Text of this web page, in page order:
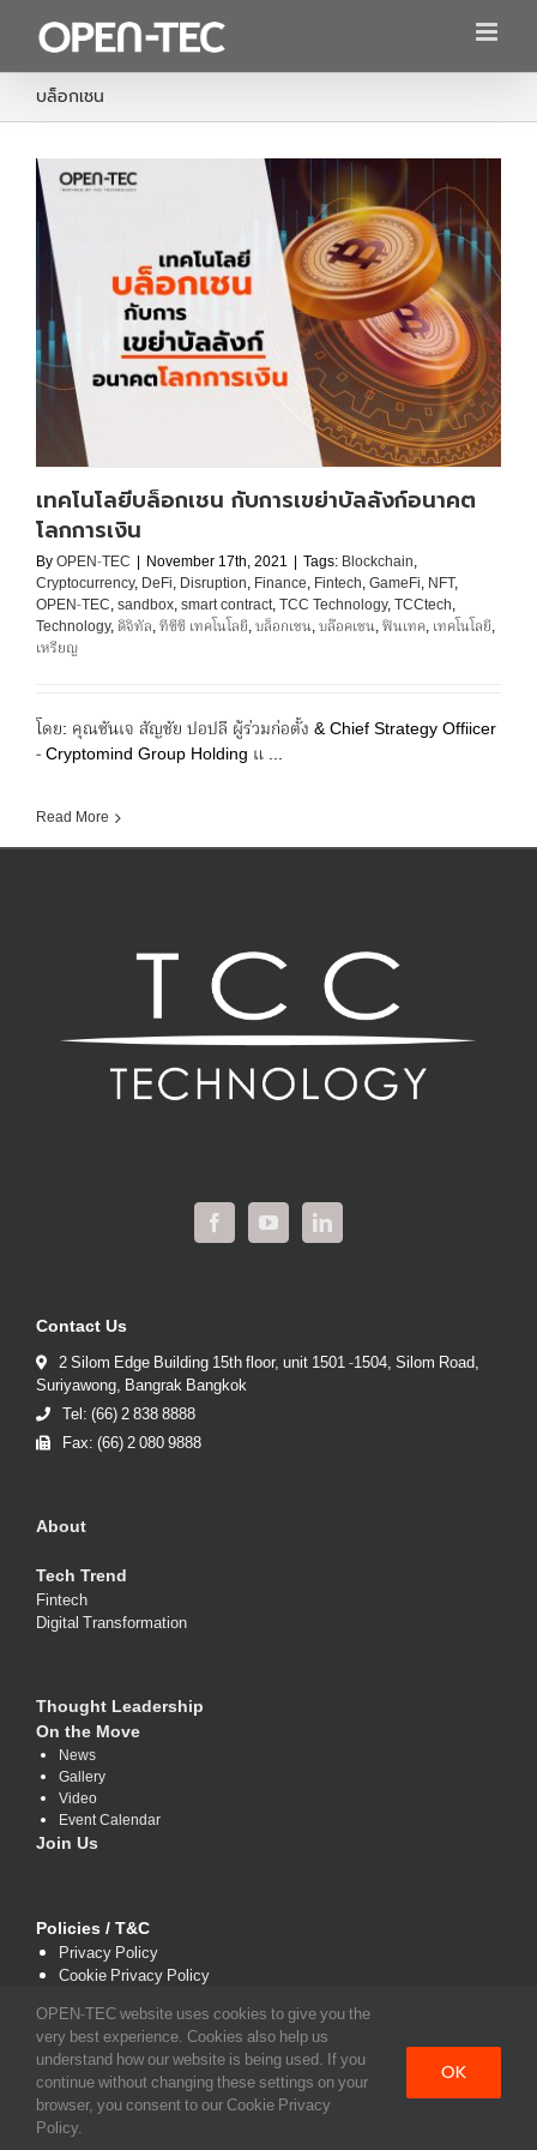
content
บล็อกเชน
เทคโนโลยีบล็อกเชน กับการเขย่าบัลลังก์อนาคต
โลกการเงิน
ByOPEN-TEC | November 17th, 2021 | Tags: Blockchain,
Cryptocurrency, DeFi, Disruption, Finance, Fintech,GameFi, NFT,
OPEN-TEC,sandbox,smart contract,TCC Technology,TCCtech,
Technology, ดิจิทัล,ทีซีซี เทคโนโลยี,บล็อกเชน,บล๊อคเชน,ฟินเทค, เทคโนโลยี,
เหรียญ
โดย: คุณซันเจ สัญชัย ปอปลี ผู้ร่วมก่อตั้ง & Chief Strategy Offiicer
- Cryptomind Group Holding แ ...
Read More
Contact Us
2 Silom Edge Building 15th floor, unit 1501 -1504, Silom Road,
Suriyawong, Bangrak Bangkok
Tel: (66) 2 838 8888
Fax: (66) 2 080 9888
About
Tech Trend
Fintech
Digital Transformation
Thought Leadership
On the Move
News
Gallery
Video
Event Calendar
Join Us
Policies / T&C
Privacy Policy
Cookie Privacy Policy
OPEN-TEC website uses cookies to give you the
very best experience. Cookies also help us
understand how our website is being used. If you
continue without changing these settings on your
browser, you consent to our Cookie Privacy
Policy.
OK